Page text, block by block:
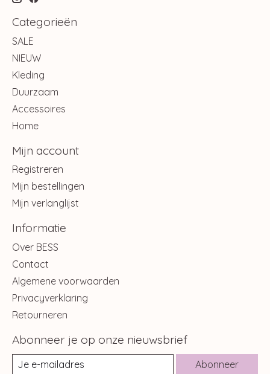
Categorieën
SALE
NIEUW
Kleding
Duurzaam
Accessoires
Home
Mijn account
Registreren
Mijn bestellingen
Mijn verlanglijst
Informatie
Over BESS
Contact
Algemene voorwaarden
Privacyverklaring
Retourneren
Abonneer je op onze nieuwsbrief
Abonneer